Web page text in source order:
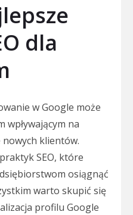
dla
w Google może
wpływającym na
klientów.
SEO, które
osiągnąć
warto skupić się
profilu Google